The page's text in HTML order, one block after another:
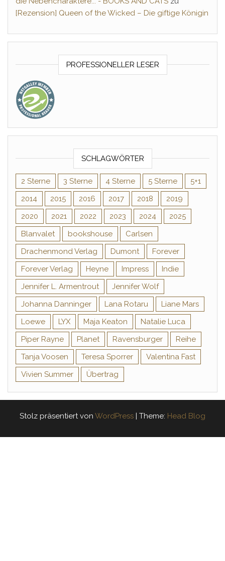
[Rezension] Queen of the Wicked – Die giftige Königin
PROFESSIONELLER LESER
SCHLAGWÖRTER
2 Sterne 3 Sterne 4 Sterne 5 Sterne
5+1
2014
2015 2016 2017 2018
2019
2020
2021 2022 2023 2024
2025
Blanvalet
bookshouse
Carlsen
Drachenmond Verlag
Dumont
Forever
Forever Verlag
Heyne Impress
Indie
Jennifer L. Armentrout
Jennifer Wolf
Johanna Danninger
Lana Rotaru
Liane Mars
Loewe
LYX Maja Keaton
Natalie Luca
Piper Rayne
Planet Ravensburger
Reihe
Tanja Voosen
Teresa Sporrer
Valentina Fast
Vivien Summer
Übertrag
Stolz präsentiert von WordPress | Theme: Head Blog